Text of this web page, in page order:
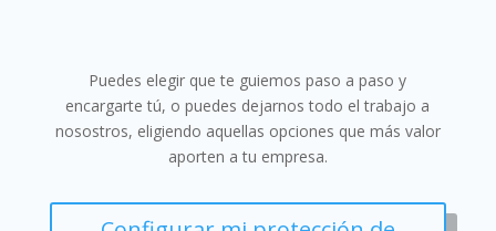
Puedes elegir que te guiemos paso a paso y
encargarte tú, o puedes dejarnos todo el trabajo a
nosostros, eligiendo aquellas opciones que más valor
aporten a tu empresa.